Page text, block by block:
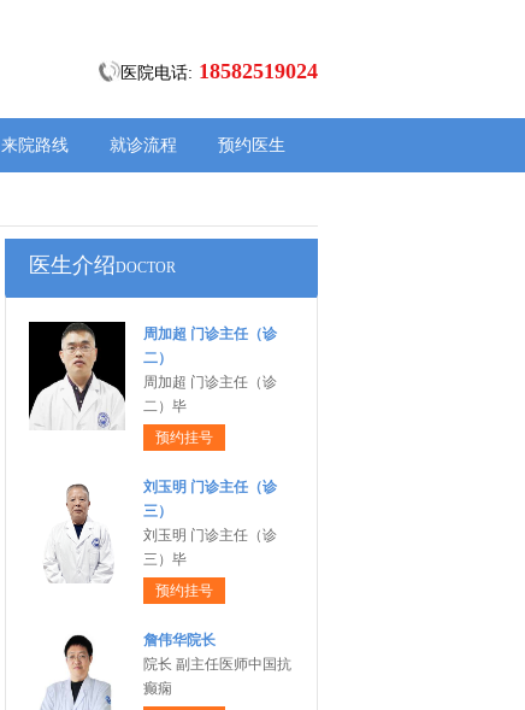
医院电话: 18582519024
来院路线 就诊流程 预约医生
医生介绍DOCTOR
周加超 门诊主任（诊
二）
周加超 门诊主任（诊
二）毕
预约挂号
刘玉明 门诊主任（诊
三）
刘玉明 门诊主任（诊
三）毕
预约挂号
詹伟华院长
院长 副主任医师中国抗
癫痫